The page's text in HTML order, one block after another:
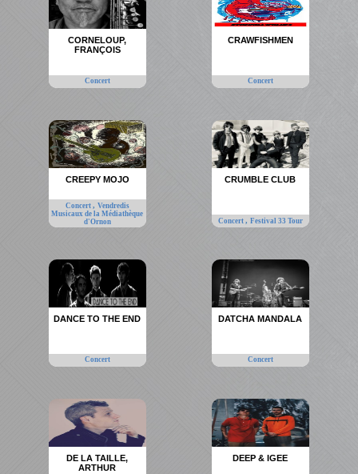
CORNELOUP,
FRANÇOIS
Concert
CRAWFISHMEN
Concert
CREEPY MOJO
Concert , Vendredis
Musicaux de la Médiathèque
d'Ornon
CRUMBLE CLUB
Concert , Festival 33 Tour
DANCE TO THE END
Concert
DATCHA MANDALA
Concert
DE LA TAILLE,
ARTHUR
DEEP & IGEE